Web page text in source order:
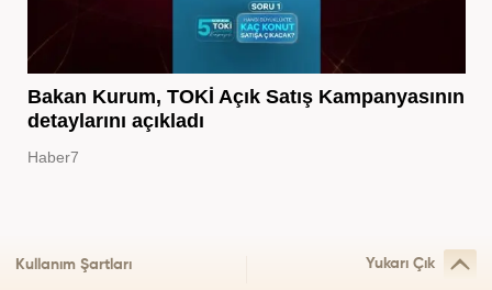
Bakan Kurum, TOKİ Açık Satış Kampanyasının
detaylarını açıkladı
Haber7
Kullanım Şartları Yukarı Çık